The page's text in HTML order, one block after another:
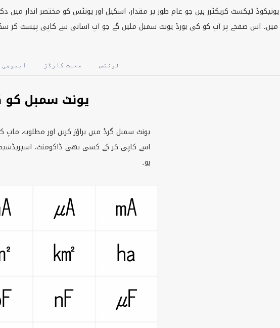
ٹیکسٹ کریکٹرز ہیں جو عام طور پر مقدار، اسکیل اور یونٹس کو مختصر انداز میں
ایموجی محبت کارڈز فونٹس
یونٹ سمبل کو
یونٹ سمبل گرڈ میں براؤز کریں اور مطلوبہ ماپ
اسے کاپی کر کے کسی بھی ڈاکومنٹ،
ہو۔
㎂
㎃
㎢
㏊
㎋
㎌